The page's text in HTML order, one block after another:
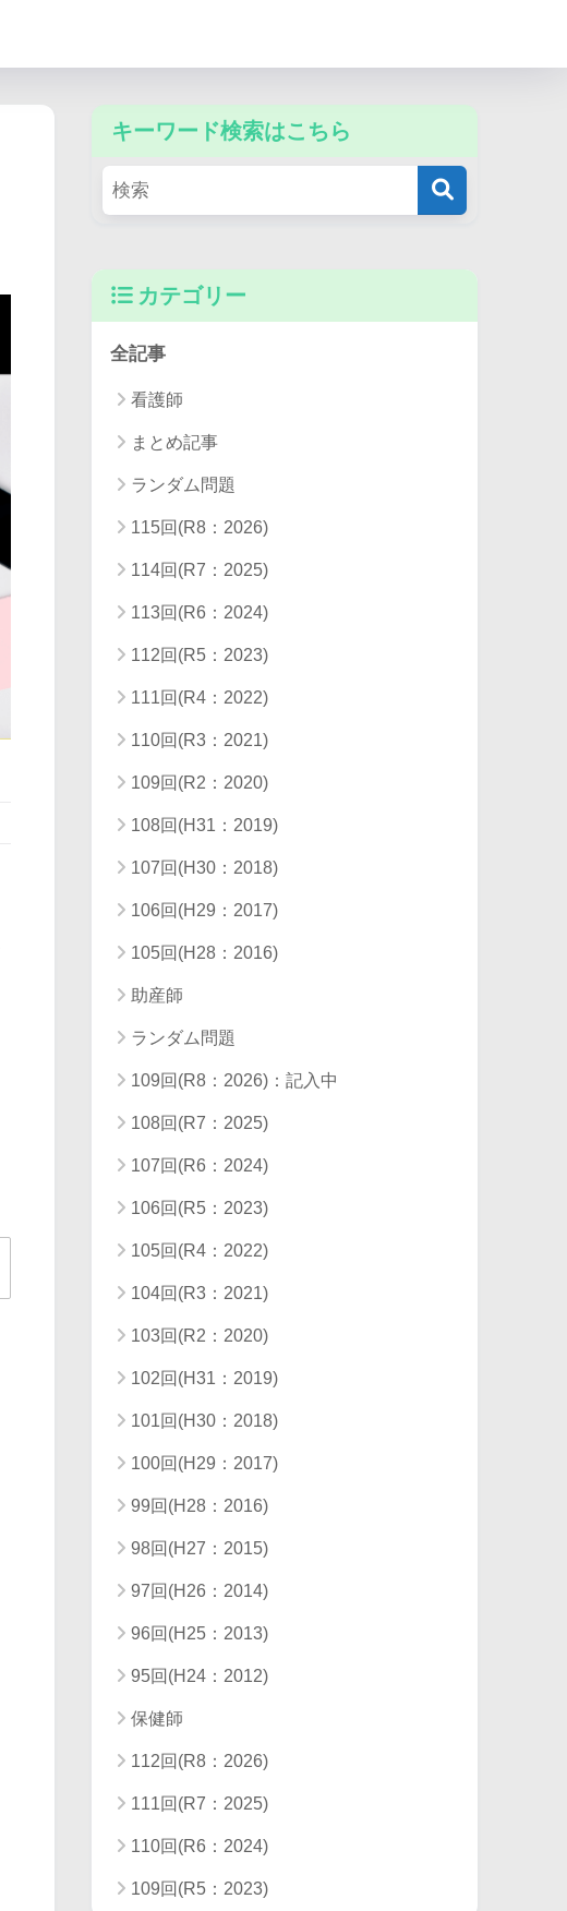
キーワード検索はこちら
カテゴリー
全記事
看護師
まとめ記事
ランダム問題
115回(R8：2026)
114回(R7：2025)
113回(R6：2024)
112回(R5：2023)
111回(R4：2022)
110回(R3：2021)
109回(R2：2020)
108回(H31：2019)
107回(H30：2018)
106回(H29：2017)
105回(H28：2016)
助産師
ランダム問題
109回(R8：2026)：記入中
108回(R7：2025)
107回(R6：2024)
106回(R5：2023)
105回(R4：2022)
104回(R3：2021)
103回(R2：2020)
102回(H31：2019)
101回(H30：2018)
100回(H29：2017)
99回(H28：2016)
98回(H27：2015)
97回(H26：2014)
96回(H25：2013)
95回(H24：2012)
保健師
112回(R8：2026)
111回(R7：2025)
110回(R6：2024)
109回(R5：2023)